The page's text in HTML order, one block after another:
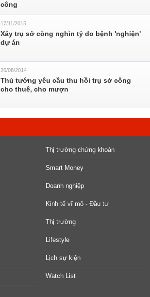
công
17/11/2015
Xây trụ sở công nghìn tỷ do bệnh 'nghiện'
dự án
26/08/2014
Thủ tướng yêu cầu thu hồi trụ sở công
cho thuê, cho mượn
Thị trường chứng khoán
Smart Money
Doanh nghiệp
Kinh tế vĩ mô - Đầu tư
Thị trường
Lifestyle
Lịch sự kiện
Watch List